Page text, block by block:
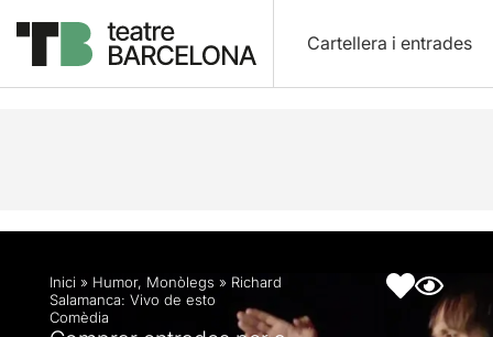
Cartellera i entrades
Descripció Fitxa artística
Inici » Humor, Monòlegs » Richard
Salamanca: Vivo de esto
Comèdia